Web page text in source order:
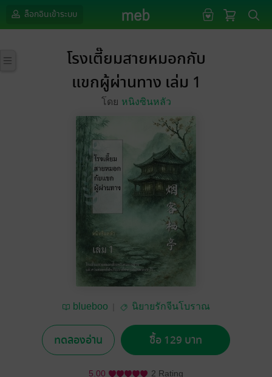
ล็อกอินเข้าระบบ
โรงเตี๊ยมสายหมอกกับ
แขกผู้ผ่านทาง เล่ม 1
โดย หนิงซินหลัว
blueboo นิยายรักจีนโบราณ
ทดลองอ่าน ซื้อ 129 บาท
5.00 2 Rating